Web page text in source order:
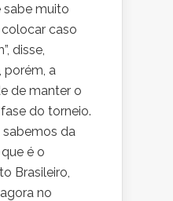
sabe muito
caso
disse,
porém, a
de manter o
do torneio.
sabemos da
é o
Brasileiro,
no